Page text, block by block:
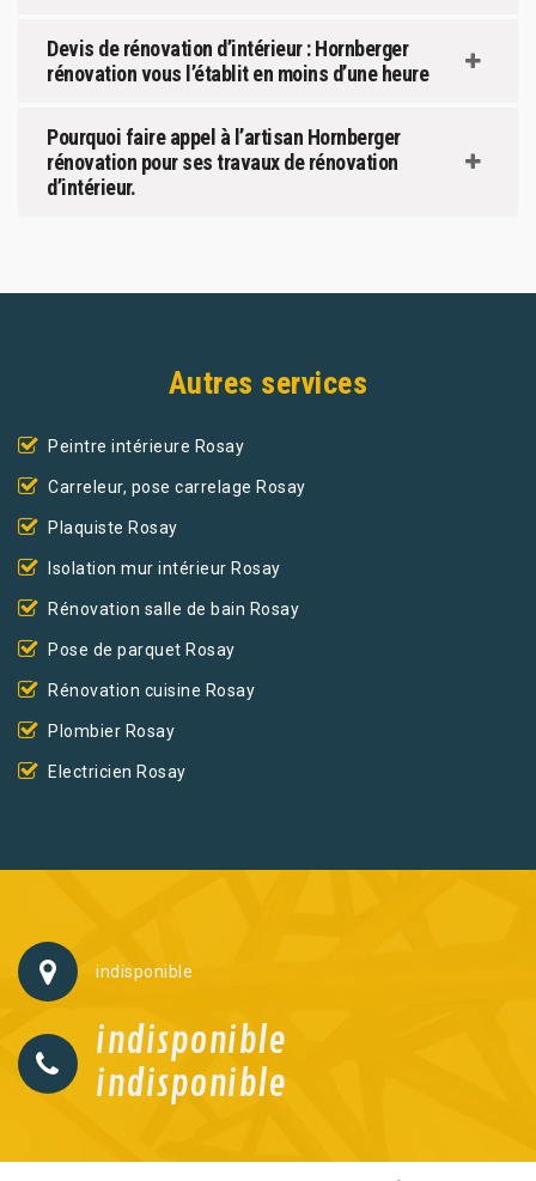
Devis de rénovation d’intérieur : Hornberger
rénovation vous l’établit en moins d’une heure
Pourquoi faire appel à l’artisan Hornberger
rénovation pour ses travaux de rénovation
d’intérieur.
Autres services
Peintre intérieure Rosay
Carreleur, pose carrelage Rosay
Plaquiste Rosay
Isolation mur intérieur Rosay
Rénovation salle de bain Rosay
Pose de parquet Rosay
Rénovation cuisine Rosay
Plombier Rosay
Electricien Rosay
indisponible
indisponible
indisponible